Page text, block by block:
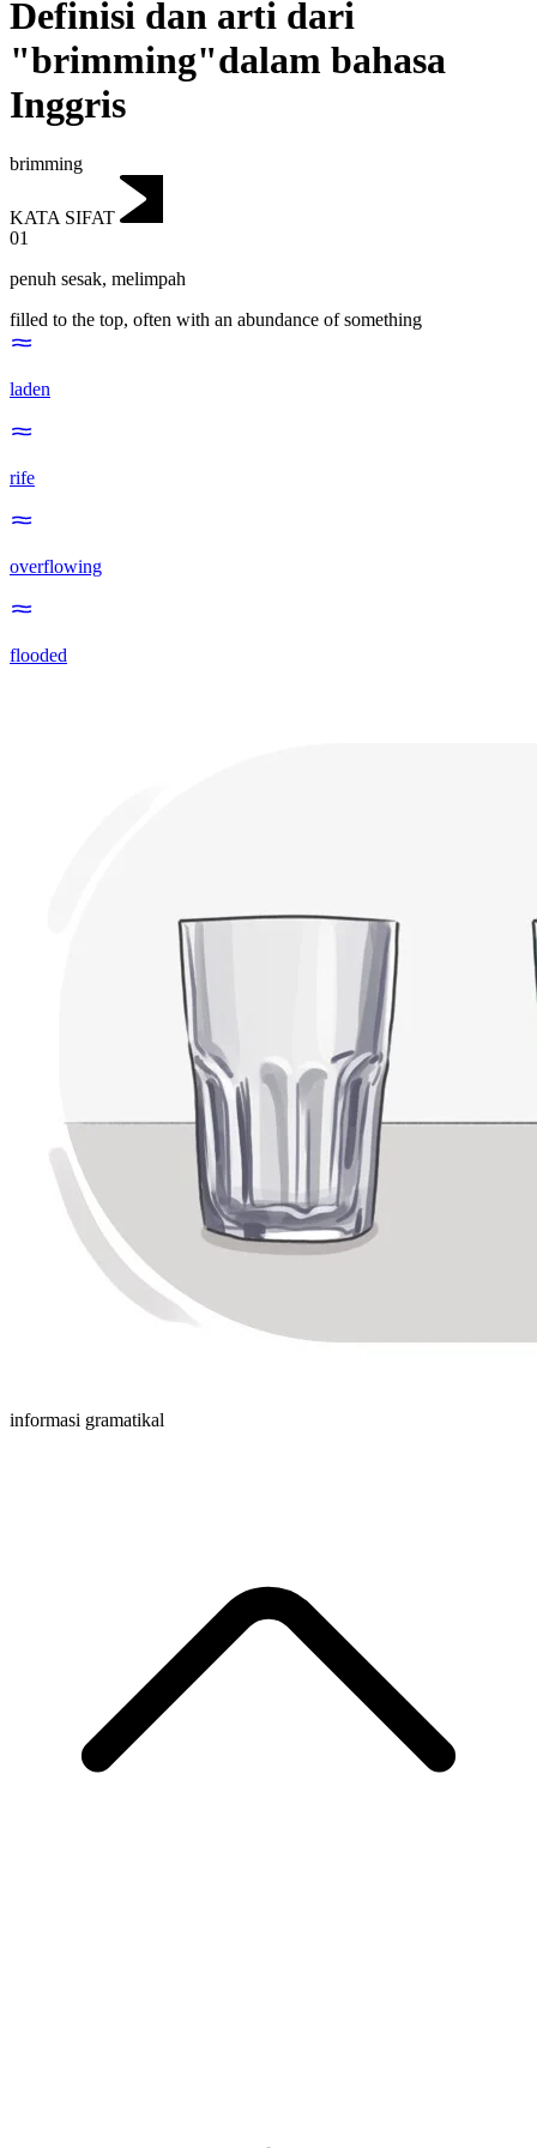
Definisi dan arti dari
"brimming"dalam bahasa
Inggris
brimming
KATA SIFAT
01
penuh sesak, melimpah
filled to the top, often with an abundance of something
laden
rife
overflowing
flooded
informasi gramatikal